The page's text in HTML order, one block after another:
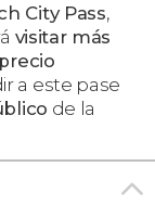
City Pass,
visitar más
a este pase
de la